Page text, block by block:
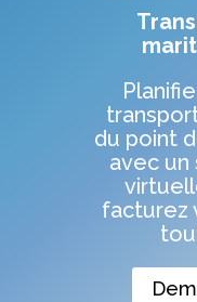
du point
avec un
facturez